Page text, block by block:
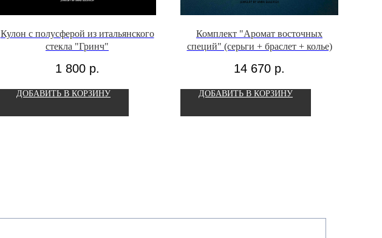
Кулон с полусферой из итальянского
стекла "Гринч"
1 800 р.
ДОБАВИТЬ В КОРЗИНУ
Комплект "Аромат восточных
специй" (серьги + браслет + колье)
14 670 р.
ДОБАВИТЬ В КОРЗИНУ